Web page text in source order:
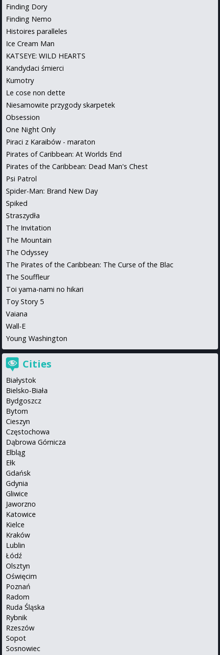
Finding Dory
Finding Nemo
Histoires paralleles
Ice Cream Man
KATSEYE: WILD HEARTS
Kandydaci śmierci
Kumotry
Le cose non dette
Niesamowite przygody skarpetek
Obsession
One Night Only
Piraci z Karaibów - maraton
Pirates of Caribbean: At Worlds End
Pirates of the Caribbean: Dead Man's Chest
Psi Patrol
Spider-Man: Brand New Day
Spiked
Straszydła
The Invitation
The Mountain
The Odyssey
The Pirates of the Caribbean: The Curse of the Blac
The Souffleur
Toi yama-nami no hikari
Toy Story 5
Vaiana
Wall-E
Young Washington
Cities
Białystok
Bielsko-Biała
Bydgoszcz
Bytom
Cieszyn
Częstochowa
Dąbrowa Górnicza
Elbląg
Ełk
Gdańsk
Gdynia
Gliwice
Jaworzno
Katowice
Kielce
Kraków
Lublin
Łódź
Olsztyn
Oświęcim
Poznań
Radom
Ruda Śląska
Rybnik
Rzeszów
Sopot
Sosnowiec